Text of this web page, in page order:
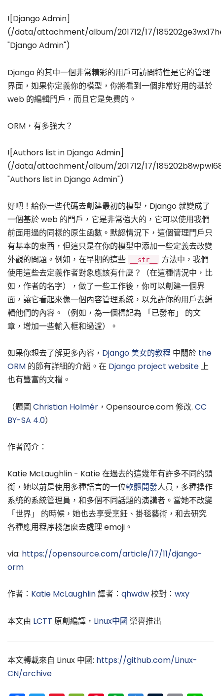
![Django Admin]
(/data/attachment/album/201712/17/
"Django Admin")
Django 的其中一個非常精彩的用戶可訪問特性是它的管理
界面，如果你定義你的模型，你將看到一個非常好用的基於
web 的編輯門戶，而且它是免費的。
ORM，有多強大？
![Authors list in Django Admin]
(/data/attachment/album/201712/17/
"Authors list in Django Admin")
好吧！給你一些代碼去創建最初的模型，Django 就變成了
一個基於 web 的門戶，它是非常強大的，它可以使用我們
前面用過的同樣的原生函數。默認情況下，這個管理門戶只
有基本的東西，但這只是在你的模型中添加一些定義去改變
外觀的問題。例如，在早期的這些
__str__
方法中，我們
使用這些去定義作者對象應該有什麼？（在這種情況中，比
如，作者的名字），做了一些工作後，你可以創建一個界
面，讓它看起來像一個內容管理系統，以允許你的用戶去編
輯他們的內容。（例如，為一個標記為 「已發布」 的文
章，增加一些輸入框和過濾）。
如果你想去了解更多內容， Django 美女的教程 中關於 the
ORM 的節有詳細的介紹。在 Django project website上
也有豐富的文檔。
（題圖 Christian Holmér ，Opensource.com 修改. CC
BY-SA 4.0）
作者簡介：
Katie McLaughlin - Katie 在過去的這幾年有許多不同的頭
銜，她以前是使用多種語言的一位軟體開發人員，多種操作
系統的系統管理員，和多個不同話題的演講者。當她不改變
「世界」 的時候，她也去享受烹飪、掛毯藝術，和去研究
各種應用程序棧怎麼去處理 emoji。
via: https://opensource.com/article/17/11/django-
orm
作者： Katie McLaughlin譯者： qhwdw校對： wxy
本文由 LCTT 原創編譯， Linux中國 榮譽推出
本文轉載來自 Linux 中國: https://github.com/Linux-
CN/archive